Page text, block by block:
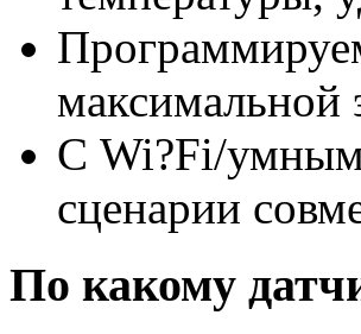
максимальной
С Wi?Fi/умным
сценарии
По какому